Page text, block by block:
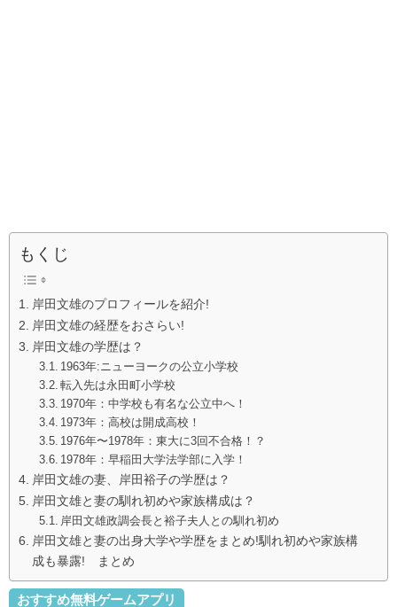
もくじ
岸田文雄のプロフィールを紹介!
岸田文雄の経歴をおさらい!
岸田文雄の学歴は？
1963年:ニューヨークの公立小学校
転入先は永田町小学校
1970年：中学校も有名な公立中へ！
1973年：高校は開成高校！
1976年〜1978年：東大に3回不合格！？
1978年：早稲田大学法学部に入学！
岸田文雄の妻、岸田裕子の学歴は？
岸田文雄と妻の馴れ初めや家族構成は？
岸田文雄政調会長と裕子夫人との馴れ初め
岸田文雄と妻の出身大学や学歴をまとめ!馴れ初めや家族構
成も暴露! まとめ
おすすめ無料ゲームアプリ